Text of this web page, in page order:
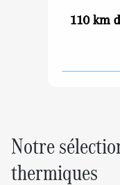
Notre
thermiques